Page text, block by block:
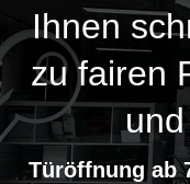
Ihnen
zu fairen
Türöffnung ab